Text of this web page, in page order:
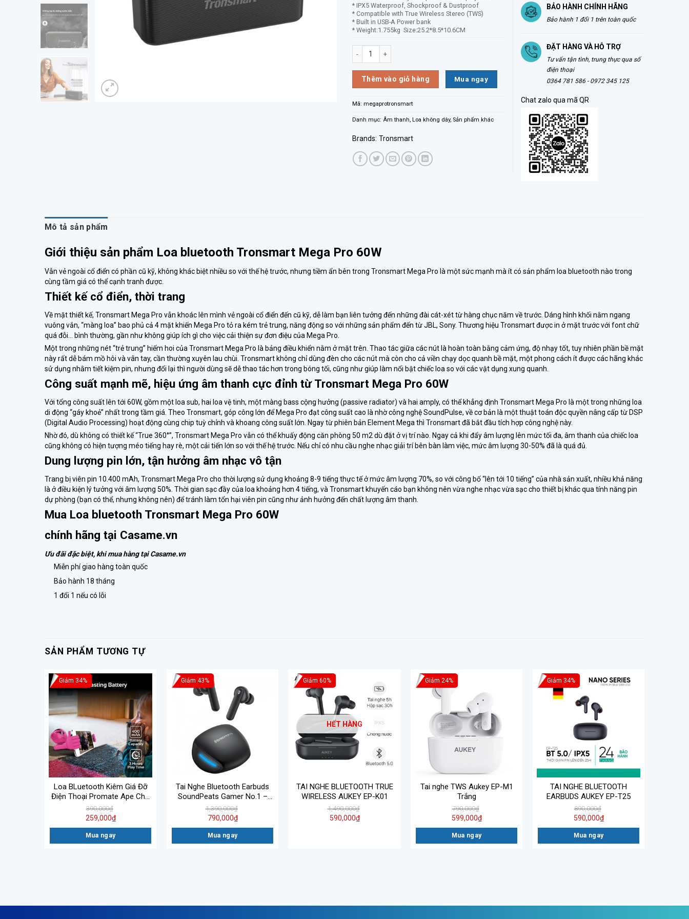
* IPX5 Waterproof, Shockproof & Dustproof
* Compatible with True Wireless Stereo (TWS)
* Built in USB-A Power bank
* Weight:1.755kg Size:25.2*8.5*10.6CM
Loa bluetooth Tronsmart Mega Pro 60W số lượng
Thêm vào giỏ hàng Mua ngay
Mã: megaprotronsmart
Danh mục: Âm thanh, Loa không dây, Sản phẩm khác
Brands: Tronsmart
BẢO HÀNH CHÍNH HÃNG
Bảo hành 1 đổi 1 trên toàn quốc
ĐẶT HÀNG VÀ HỖ TRỢ
Tư vấn tận tình, trung thực qua số
điện thoại
0364 781 586 - 0972 345 125
Chat zalo qua mã QR
Mô tả sản phẩm
Giới thiệu sản phẩm Loa bluetooth Tronsmart Mega Pro 60W
Vẫn vẻ ngoài cổ điển có phần cũ kỹ, không khác biệt nhiều so với thế hệ trước, nhưng tiềm ẩn bên trong Tronsmart Mega Pro là một sức mạnh mà ít có sản phẩm loa bluetooth nào trong
cùng tầm giá có thể cạnh tranh được.
Thiết kế cổ điển, thời trang
Về mặt thiết kế, Tronsmart Mega Pro vẫn khoác lên mình vẻ ngoài cổ điển đến cũ kỹ, dễ làm bạn liên tưởng đến những đài cát-xét từ hàng chục năm về trước. Dáng hình khối nằm ngang
vuông vắn, “màng loa” bao phủ cả 4 mặt khiến Mega Pro tỏ ra kém trẻ trung, năng động so với những sản phẩm đến từ JBL, Sony. Thương hiệu Tronsmart được in ở mặt trước với font chữ
quá đỗi… bình thường, gần như không giúp ích gì cho việc cải thiện sự đơn điệu của Mega Pro.
Một trong những nét “trẻ trung” hiếm hoi của Tronsmart Mega Pro là bảng điều khiển nằm ở mặt trên. Thao tác giữa các nút là hoàn toàn bằng cảm ứng, độ nhạy tốt, tuy nhiên phần bề mặt
này rất dễ bám mồ hôi và vân tay, cần thường xuyên lau chùi. Tronsmart không chỉ dùng đèn cho các nút mà còn cho cả viền chạy dọc quanh bề mặt, một phong cách ít được các hãng khác
sử dụng nhằm tiết kiệm pin, nhưng đổi lại thì người dùng sẽ dễ thao tác hơn trong bóng tối, cũng như giúp làm nổi bật chiếc loa so với các vật dụng xung quanh.
Công suất mạnh mẽ, hiệu ứng âm thanh cực đỉnh từ Tronsmart Mega Pro 60W
Với tổng công suất lên tới 60W, gồm một loa sub, hai loa vệ tinh, một màng bass cộng hưởng (passive radiator) và hai amply, có thể khẳng định Tronsmart Mega Pro là một trong những loa
di động “gáy khoẻ” nhất trong tầm giá. Theo Tronsmart, góp công lớn để Mega Pro đạt công suất cao là nhờ công nghệ SoundPulse, về cơ bản là một thuật toán độc quyền nâng cấp từ DSP
(Digital Audio Processing) hoạt động cùng chip tuỳ chỉnh và khoang công suất lớn. Ngay từ phiên bản Element Mega thì Tronsmart đã bắt đầu tích hợp công nghệ này.
Nhờ đó, dù không có thiết kế “True 360°”, Tronsmart Mega Pro vẫn có thể khuấy động căn phòng 50 m2 dù đặt ở vị trí nào. Ngay cả khi đẩy âm lượng lên mức tối đa, âm thanh của chiếc loa
cũng không có hiện tượng méo tiếng hay rè, một cải tiến lớn so với thế hệ trước. Nếu chỉ có nhu cầu nghe nhạc giải trí bên bàn làm việc, mức âm lượng 30-50% đã là quá đủ.
Dung lượng pin lớn, tận hưởng âm nhạc vô tận
Trang bị viên pin 10.400 mAh, Tronsmart Mega Pro cho thời lượng sử dụng khoảng 8-9 tiếng thực tế ở mức âm lượng 70%, so với công bố “lên tới 10 tiếng” của nhà sản xuất, nhiều khả năng
là ở điều kiện lý tưởng với âm lượng 50%. Thời gian sạc đầy của loa khoảng hơn 4 tiếng, và Tronsmart khuyến cáo bạn không nên vừa nghe nhạc vừa sạc cho thiết bị khác qua tính năng pin
dự phòng (bạn có thể, nhưng không nên) để tránh làm tổn hại viên pin cũng như ảnh hưởng đến chất lượng âm thanh.
Mua Loa bluetooth Tronsmart Mega Pro 60W
chính hãng tại Casame.vn
Ưu đãi đặc biệt, khi mua hàng tại Casame.vn
Miễn phí giao hàng toàn quốc
Bảo hành 18 tháng
1 đổi 1 nếu có lỗi
SẢN PHẨM TƯƠNG TỰ
Giảm 34%
Loa BLuetooth Kiêm Giá Đỡ
Điện Thoại Promate Ape Cho
Trẻ
390,000₫
259,000₫
Mua ngay
Giảm 43%
Tai Nghe Bluetooth Earbuds
SoundPeats Gamer No.1 –
Hàng Chính Hãng
1,390,000₫
790,000₫
Mua ngay
Giảm 60%
HẾT HÀNG
TAI NGHE BLUETOOTH TRUE
WIRELESS AUKEY EP-K01
1,490,000₫
590,000₫
Giảm 24%
Tai nghe TWS Aukey EP-M1
Trắng
790,000₫
599,000₫
Mua ngay
Giảm 34%
TAI NGHE BLUETOOTH
EARBUDS AUKEY EP-T25
890,000₫
590,000₫
Mua ngay